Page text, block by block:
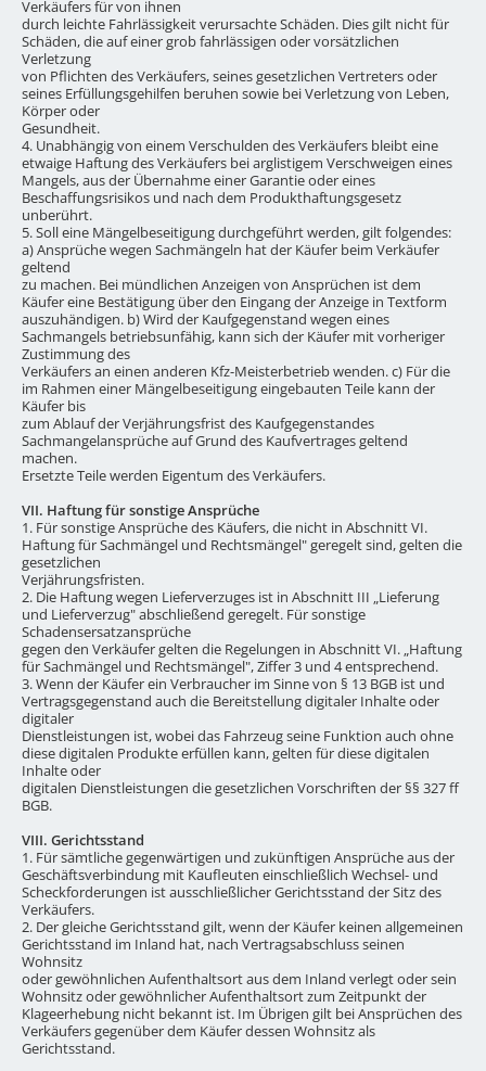
Verkäufers für von ihnen
durch leichte Fahrlässigkeit verursachte Schäden. Dies gilt nicht für
Schäden, die auf einer grob fahrlässigen oder vorsätzlichen
Verletzung
von Pflichten des Verkäufers, seines gesetzlichen Vertreters oder
seines Erfüllungsgehilfen beruhen sowie bei Verletzung von Leben,
Körper oder
Gesundheit.
4. Unabhängig von einem Verschulden des Verkäufers bleibt eine
etwaige Haftung des Verkäufers bei arglistigem Verschweigen eines
Mangels, aus der Übernahme einer Garantie oder eines
Beschaffungsrisikos und nach dem Produkthaftungsgesetz
unberührt.
5. Soll eine Mängelbeseitigung durchgeführt werden, gilt folgendes:
a) Ansprüche wegen Sachmängeln hat der Käufer beim Verkäufer
geltend
zu machen. Bei mündlichen Anzeigen von Ansprüchen ist dem
Käufer eine Bestätigung über den Eingang der Anzeige in Textform
auszuhändigen. b) Wird der Kaufgegenstand wegen eines
Sachmangels betriebsunfähig, kann sich der Käufer mit vorheriger
Zustimmung des
Verkäufers an einen anderen Kfz-Meisterbetrieb wenden. c) Für die
im Rahmen einer Mängelbeseitigung eingebauten Teile kann der
Käufer bis
zum Ablauf der Verjährungsfrist des Kaufgegenstandes
Sachmangelansprüche auf Grund des Kaufvertrages geltend
machen.
Ersetzte Teile werden Eigentum des Verkäufers.
VII. Haftung für sonstige Ansprüche
1. Für sonstige Ansprüche des Käufers, die nicht in Abschnitt VI.
Haftung für Sachmängel und Rechtsmängel" geregelt sind, gelten die
gesetzlichen
Verjährungsfristen.
2. Die Haftung wegen Lieferverzuges ist in Abschnitt III „Lieferung
und Lieferverzug" abschließend geregelt. Für sonstige
Schadensersatzansprüche
gegen den Verkäufer gelten die Regelungen in Abschnitt VI. „Haftung
für Sachmängel und Rechtsmängel", Ziffer 3 und 4 entsprechend.
3. Wenn der Käufer ein Verbraucher im Sinne von § 13 BGB ist und
Vertragsgegenstand auch die Bereitstellung digitaler Inhalte oder
digitaler
Dienstleistungen ist, wobei das Fahrzeug seine Funktion auch ohne
diese digitalen Produkte erfüllen kann, gelten für diese digitalen
Inhalte oder
digitalen Dienstleistungen die gesetzlichen Vorschriften der §§ 327 ff
BGB.
VIII. Gerichtsstand
1. Für sämtliche gegenwärtigen und zukünftigen Ansprüche aus der
Geschäftsverbindung mit Kaufleuten einschließlich Wechsel- und
Scheckforderungen ist ausschließlicher Gerichtsstand der Sitz des
Verkäufers.
2. Der gleiche Gerichtsstand gilt, wenn der Käufer keinen allgemeinen
Gerichtsstand im Inland hat, nach Vertragsabschluss seinen
Wohnsitz
oder gewöhnlichen Aufenthaltsort aus dem Inland verlegt oder sein
Wohnsitz oder gewöhnlicher Aufenthaltsort zum Zeitpunkt der
Klageerhebung nicht bekannt ist. Im Übrigen gilt bei Ansprüchen des
Verkäufers gegenüber dem Käufer dessen Wohnsitz als
Gerichtsstand.